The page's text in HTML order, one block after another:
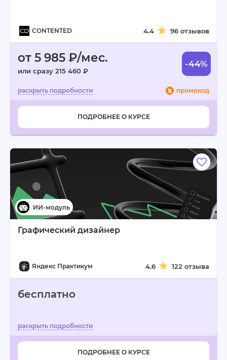
CONTENTED 4.4 96 отзывов
от 5 985 ₽/мес.
или сразу 215 460 ₽
-44%
промокод
ПОДРОБНЕЕ О КУРСЕ
Графический дизайнер
Яндекс Практикум 4.6 122 отзыва
бесплатно
ПОДРОБНЕЕ О КУРСЕ